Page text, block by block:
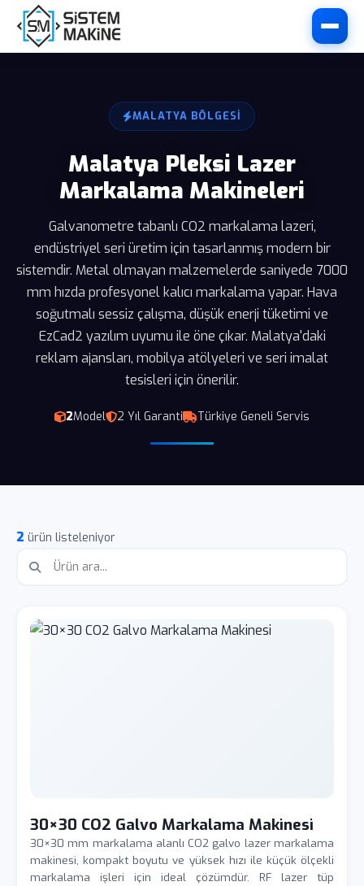
MALATYA BÖLGESI
Malatya Pleksi Lazer
Markalama Makineleri
Galvanometre tabanlı CO2 markalama lazeri,
endüstriyel seri üretim için tasarlanmış modern bir
sistemdir. Metal olmayan malzemelerde saniyede 7000
mm hızda profesyonel kalıcı markalama yapar. Hava
soğutmalı sessiz çalışma, düşük enerji tüketimi ve
EzCad2 yazılım uyumu ile öne çıkar. Malatya'daki
reklam ajansları, mobilya atölyeleri ve seri imalat
tesisleri için önerilir.
2Model 2 Yıl Garanti Türkiye Geneli Servis
2 ürün listeleniyor
30×30 CO2 Galvo Markalama Makinesi
30×30 mm markalama alanlı CO2 galvo lazer markalama
makinesi, kompakt boyutu ve yüksek hızı ile küçük ölçekli
markalama işleri için ideal çözümdür. RF lazer tüp